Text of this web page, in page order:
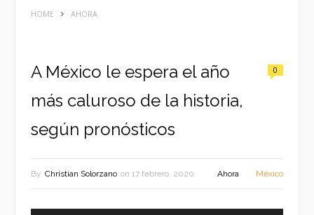
HOME AHORA
A México le espera el año
más caluroso de la historia,
según pronósticos
0
By Christian Solorzano on 17 febrero, 2020 Ahora México